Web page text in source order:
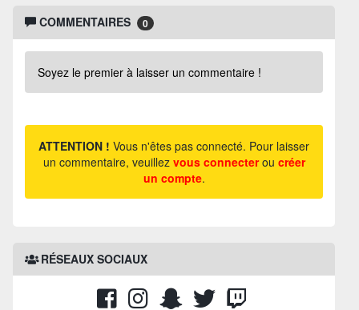
COMMENTAIRES 0
Soyez le premier à laisser un commentaire !
ATTENTION ! Vous n'êtes pas connecté. Pour laisser
un commentaire, veuillez vous connecterou créer
un compte.
RÉSEAUX SOCIAUX